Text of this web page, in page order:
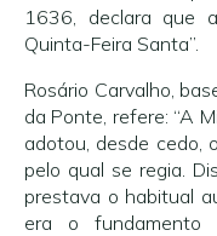
1636, declara que
Quinta-Feira Santa”.
Rosário Carvalho,
da Ponte, refere: “A
adotou, desde cedo,
pelo qual se regia.
prestava o habitual
era o fundamento